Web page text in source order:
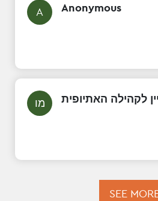
A Anonymous
מו לקהילה האתיופית
SEE